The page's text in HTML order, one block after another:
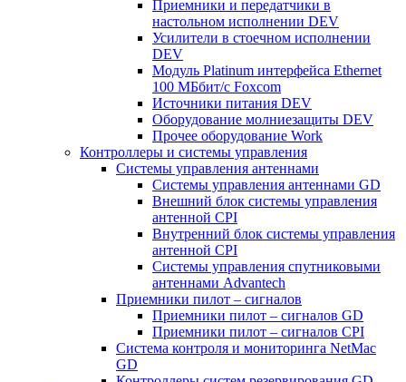
Приемники и передатчики в
настольном исполнении DEV
Усилители в стоечном исполнении
DEV
Модуль Platinum интерфейса Ethernet
100 МБбит/с Foxcom
Источники питания DEV
Оборудование молниезащиты DEV
Прочее оборудование Work
Контроллеры и системы управления
Системы управления антеннами
Системы управления антеннами GD
Внешний блок системы управления
антенной CPI
Внутренний блок системы управления
антенной CPI
Системы управления спутниковыми
антеннами Advantech
Приемники пилот – сигналов
Приемники пилот – сигналов GD
Приемники пилот – сигналов CPI
Система контроля и мониторинга NetMac
GD